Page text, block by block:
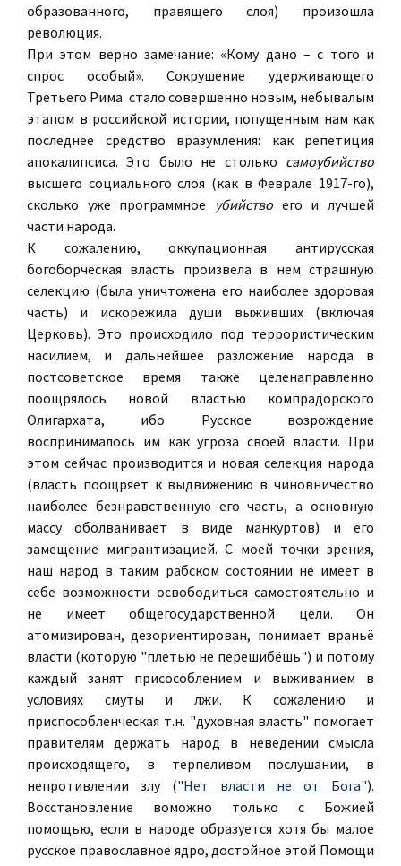
образованного, правящего слоя) произошла
революция.
При этом верно замечание: «Кому дано – с того и
спрос особый». Сокрушение удерживающего
Третьего Рима стало совершенно новым, небывалым
этапом в российской истории, попущенным нам как
последнее средство вразумления: как репетиция
апокалипсиса. Это было не столько самоубийство
высшего социального слоя (как в Феврале 1917-го),
сколько уже программное убийство его и лучшей
части народа.
К сожалению, оккупационная антирусская
богоборческая власть произвела в нем страшную
селекцию (была уничтожена его наиболее здоровая
часть) и искорежила души выживших (включая
Церковь). Это происходило под террористическим
насилием, и дальнейшее разложение народа в
постсоветское время также целенаправленно
поощрялось новой властью компрадорского
Олигархата, ибо Русское возрождение
воспринималось им как угроза своей власти. При
этом сейчас производится и новая селекция народа
(власть поощряет к выдвижению в чиновничество
наиболее безнравственную его часть, а основную
массу оболванивает в виде манкуртов) и его
замещение мигрантизацией. С моей точки зрения,
наш народ в таким рабском состоянии не имеет в
себе возможности освободиться самостоятельно и
не имеет общегосударственной цели. Он
атомизирован, дезориентирован, понимает враньё
власти (которую "плетью не перешибёшь") и потому
каждый занят присособлением и выживанием в
условиях смуты и лжи. К сожалению и
приспособленческая т.н. "духовная власть" помогает
правителям держать народ в неведении смысла
происходящего, в терпеливом послушании, в
непротивлении злу ("Нет власти не от Бога").
Восстановление воможно только с Божией
помощью, если в народе образуется хотя бы малое
русское православное ядро, достойное этой Помощи